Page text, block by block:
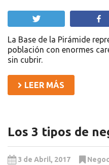
La Base de la Pirámide
población con enormes
sin cubrir.
LEER MÁS
Los 3 tipos de
3 de Abril, 2017